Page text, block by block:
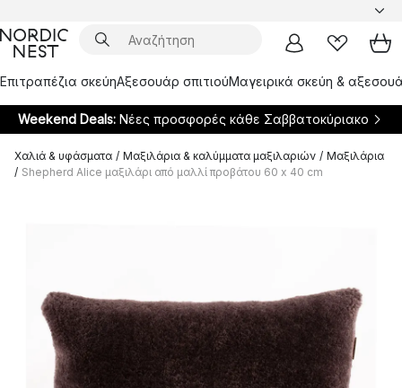
Επιτραπέζια σκεύηΑξεσουάρ σπιτιούΜαγειρικά σκεύη &
Weekend Deals: Νέες προσφορές κάθε Σαββατοκύριακο
Χαλιά & υφάσματα / Μαξιλάρια & καλύμματα μαξιλαριών / Μαξιλάρια
/ Shepherd Alice μαξιλάρι από μαλλί προβάτου 60 x 40 cm